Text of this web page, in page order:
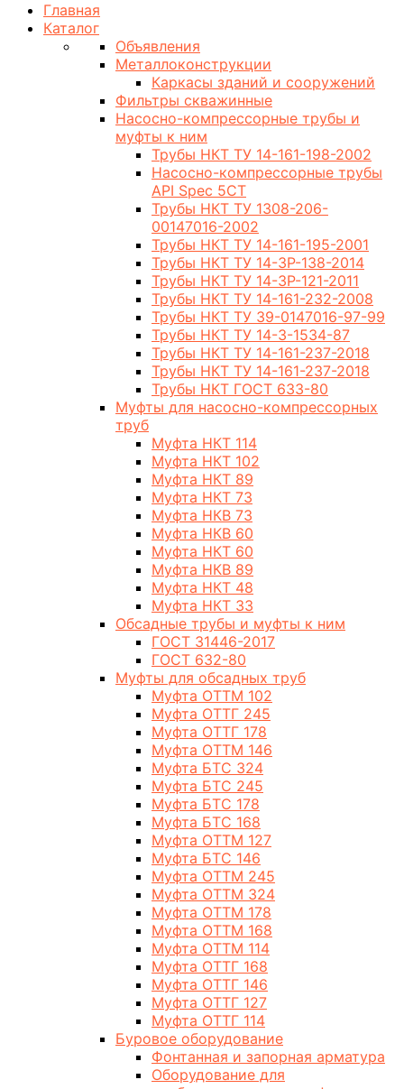
Главная
Каталог
Объявления
Металлоконструкции
Каркасы зданий и сооружений
Фильтры скважинные
Насосно-компрессорные трубы и
муфты к ним
Трубы НКТ ТУ 14-161-198-2002
Насосно-компрессорные трубы
API Spec 5CT
Трубы НКТ ТУ 1308-206-
00147016-2002
Трубы НКТ ТУ 14-161-195-2001
Трубы НКТ ТУ 14-3Р-138-2014
Трубы НКТ ТУ 14-3Р-121-2011
Трубы НКТ ТУ 14-161-232-2008
Трубы НКТ ТУ 39-0147016-97-99
Трубы НКТ ТУ 14-3-1534-87
Трубы НКТ ТУ 14-161-237-2018
Трубы НКТ ТУ 14-161-237-2018
Трубы НКТ ГОСТ 633-80
Муфты для насосно-компрессорных
труб
Муфта НКТ 114
Муфта НКТ 102
Муфта НКТ 89
Муфта НКТ 73
Муфта НКВ 73
Муфта НКВ 60
Муфта НКТ 60
Муфта НКВ 89
Муфта НКТ 48
Муфта НКТ 33
Обсадные трубы и муфты к ним
ГОСТ 31446-2017
ГОСТ 632-80
Муфты для обсадных труб
Муфта ОТТМ 102
Муфта ОТТГ 245
Муфта ОТТГ 178
Муфта ОТТМ 146
Муфта БТС 324
Муфта БТС 245
Муфта БТС 178
Муфта БТС 168
Муфта ОТТМ 127
Муфта БТС 146
Муфта ОТТМ 245
Муфта ОТТМ 324
Муфта ОТТМ 178
Муфта ОТТМ 168
Муфта ОТТМ 114
Муфта ОТТГ 168
Муфта ОТТГ 146
Муфта ОТТГ 127
Муфта ОТТГ 114
Буровое оборудование
Фонтанная и запорная арматура
Оборудование для